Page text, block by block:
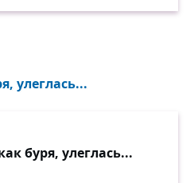
улеглась...
буря, улеглась...